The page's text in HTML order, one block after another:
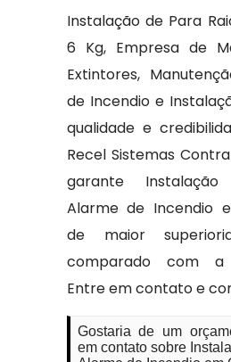
Instalação de Para
6 Kg, Empresa de
Extintores,
de Incendio e
qualidade e
Recel Sistemas
garante
Alarme de Incendio
de maior
comparado com a
Entre em contato e
Gostaria de um
em contato sobre